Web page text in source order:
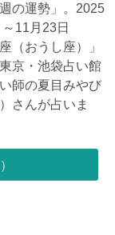
の運勢」。2025
11月23日
（おうし座）」
京・池袋占い館
師の夏目みやび
さんが占いま